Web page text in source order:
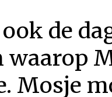
de
waarop
Mosje